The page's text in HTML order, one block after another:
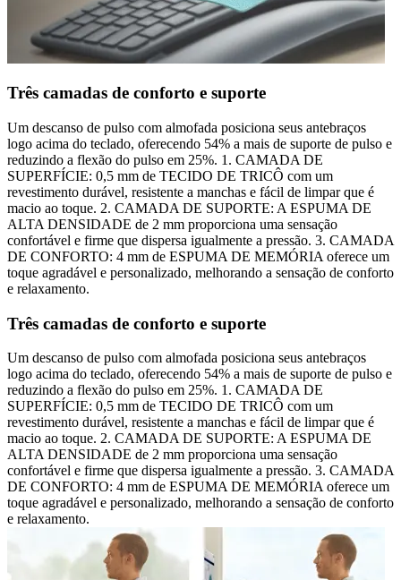
Três camadas de conforto e suporte
Um descanso de pulso com almofada posiciona seus antebraços
logo acima do teclado, oferecendo 54% a mais de suporte de pulso e
reduzindo a flexão do pulso em 25%. 1. CAMADA DE
SUPERFÍCIE: 0,5 mm de TECIDO DE TRICÔ com um
revestimento durável, resistente a manchas e fácil de limpar que é
macio ao toque. 2. CAMADA DE SUPORTE: A ESPUMA DE
ALTA DENSIDADE de 2 mm proporciona uma sensação
confortável e firme que dispersa igualmente a pressão. 3. CAMADA
DE CONFORTO: 4 mm de ESPUMA DE MEMÓRIA oferece um
toque agradável e personalizado, melhorando a sensação de conforto
e relaxamento.
Três camadas de conforto e suporte
Um descanso de pulso com almofada posiciona seus antebraços
logo acima do teclado, oferecendo 54% a mais de suporte de pulso e
reduzindo a flexão do pulso em 25%. 1. CAMADA DE
SUPERFÍCIE: 0,5 mm de TECIDO DE TRICÔ com um
revestimento durável, resistente a manchas e fácil de limpar que é
macio ao toque. 2. CAMADA DE SUPORTE: A ESPUMA DE
ALTA DENSIDADE de 2 mm proporciona uma sensação
confortável e firme que dispersa igualmente a pressão. 3. CAMADA
DE CONFORTO: 4 mm de ESPUMA DE MEMÓRIA oferece um
toque agradável e personalizado, melhorando a sensação de conforto
e relaxamento.